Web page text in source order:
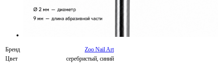
Бренд
Zoo Nail Art
Цвет
серебристый, синий